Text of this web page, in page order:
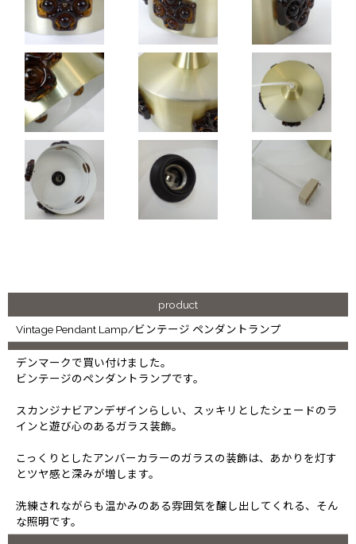
product
Vintage Pendant Lamp/ビンテージ ペンダントランプ
デンマークで買い付けました。
ビンテージのペンダントランプです。
スカンジナビアンデザインらしい、スッキリとしたシェードのラ
インと遊び心のあるガラス装飾。
こっくりとしたアンバーカラーのガラスの装飾は、あかりを灯す
とツヤ感と深みが増します。
洗練されながらも温かみのある雰囲気を醸し出してくれる、そん
な照明です。